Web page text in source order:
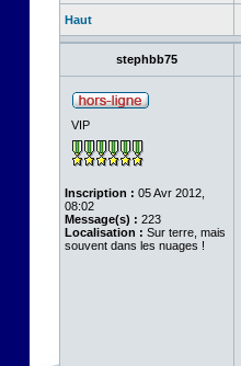
Haut
stephbb75
VIP
Inscription : 05 Avr 2012,
08:02
Message(s) : 223
Localisation : Sur terre, mais
souvent dans les nuages !